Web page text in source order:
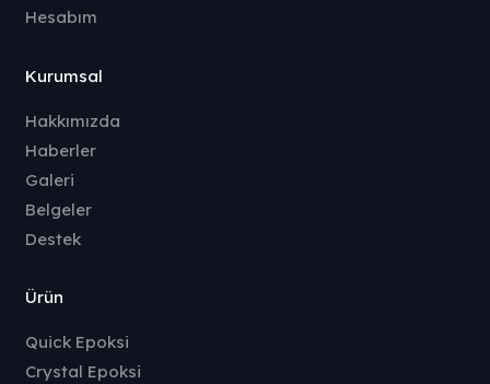
Hesabım
Kurumsal
Hakkımızda
Haberler
Galeri
Belgeler
Destek
Ürün
Quick Epoksi
Crystal Epoksi